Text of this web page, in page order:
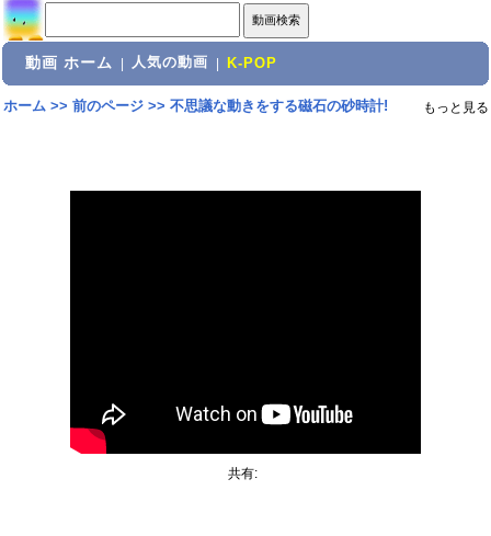
動画 ホーム 人気の動画 K-POP
ホーム>> 前のページ>> 不思議な動きをする磁石の砂時計! もっと見る
共有: